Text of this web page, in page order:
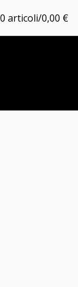
0 articoli/0,00 €